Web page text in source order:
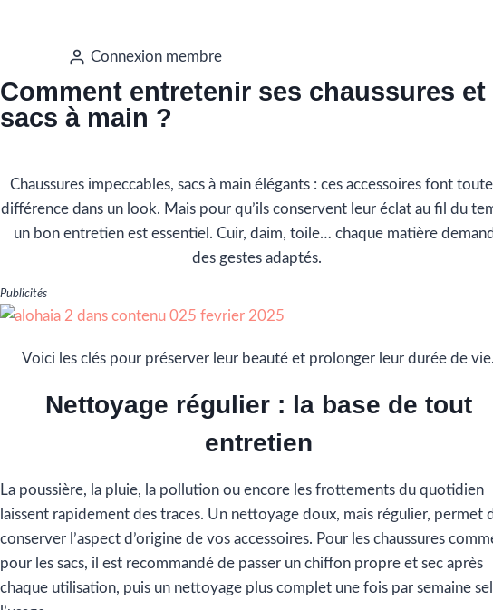
Connexion membre
Comment entretenir ses chaussures et
sacs à main ?
Chaussures impeccables, sacs à main élégants : ces accessoires font
différence dans un look. Mais pour qu’ils conservent leur éclat au fil du
un bon entretien est essentiel. Cuir, daim, toile… chaque matière
des gestes adaptés.
Publicités
Voici les clés pour préserver leur beauté et prolonger leur durée de vie.
Nettoyage régulier : la base de tout
entretien
La poussière, la pluie, la pollution ou encore les frottements du quotidien
laissent rapidement des traces. Un nettoyage doux, mais régulier, permet
conserver l’aspect d’origine de vos accessoires. Pour les chaussures
pour les sacs, il est recommandé de passer un chiffon propre et sec après
chaque utilisation, puis un nettoyage plus complet une fois par semaine